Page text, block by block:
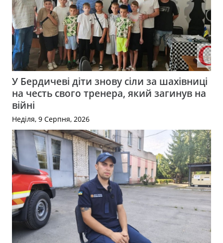
У Бердичеві діти знову сіли за шахівниці
на честь свого тренера, який загинув на
війні
Неділя, 9 Серпня, 2026